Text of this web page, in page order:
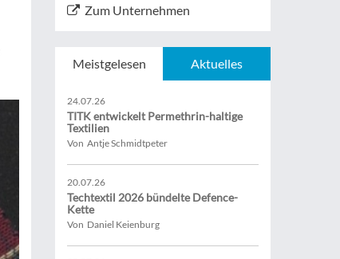
Zum Unternehmen
Meistgelesen Aktuelles
24.07.26
TITK entwickelt Permethrin-haltige
Textilien
Von Antje Schmidtpeter
20.07.26
Techtextil 2026 bündelte Defence-
Kette
Von Daniel Keienburg